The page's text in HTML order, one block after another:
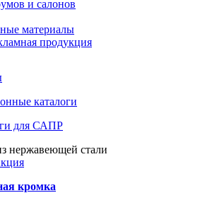
и салонов
материалы
продукция
каталоги
для САПР
кромка